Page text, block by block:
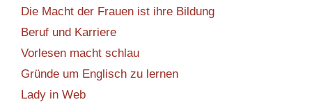
Die Macht der Frauen ist ihre Bildung
Beruf und Karriere
Vorlesen macht schlau
Gründe um Englisch zu lernen
Lady in Web